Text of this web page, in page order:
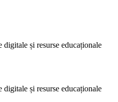
și resurse educaționale
și resurse educaționale